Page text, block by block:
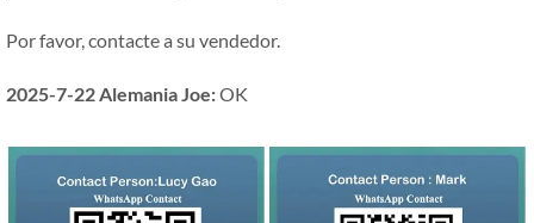
Por favor, contacte a su vendedor.
2025-7-22 Alemania Joe:OK